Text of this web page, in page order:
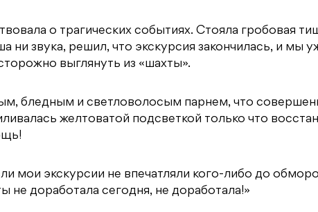
о трагических событиях. Стояла гробовая
ни звука, решил, что экскурсия закончилась, и мы
выглянуть из «шахты».
бледным и светловолосым парнем, что
желтоватой подсветкой только что
мои экскурсии не впечатляли кого-либо до
не доработала сегодня, не доработала!»